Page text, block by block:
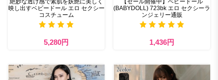
絶妙な透け感で素肌を妖艶に美しく
映し出すベビードール エロ セクシー
コスチューム
5,280円
【セール開催中】ベビードール
(BABYDOLL) 723bk エロ セクシーラ
ンジェリー通販
1,436円